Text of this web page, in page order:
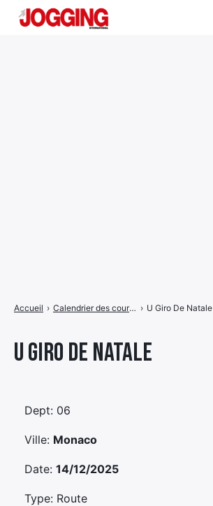
U Giro De Natale
Accueil › Calendrier des courses › U Giro De Natale
Dept: 06
Ville: Monaco
Date: 14/12/2025
Type: Route
de